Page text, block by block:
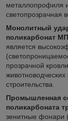
металлопрофиля
светопрозрачная
Монолитный
поликарбонат
является
прозрачной
строительства.
Промышленная
поликарбоната
зенитные фонари